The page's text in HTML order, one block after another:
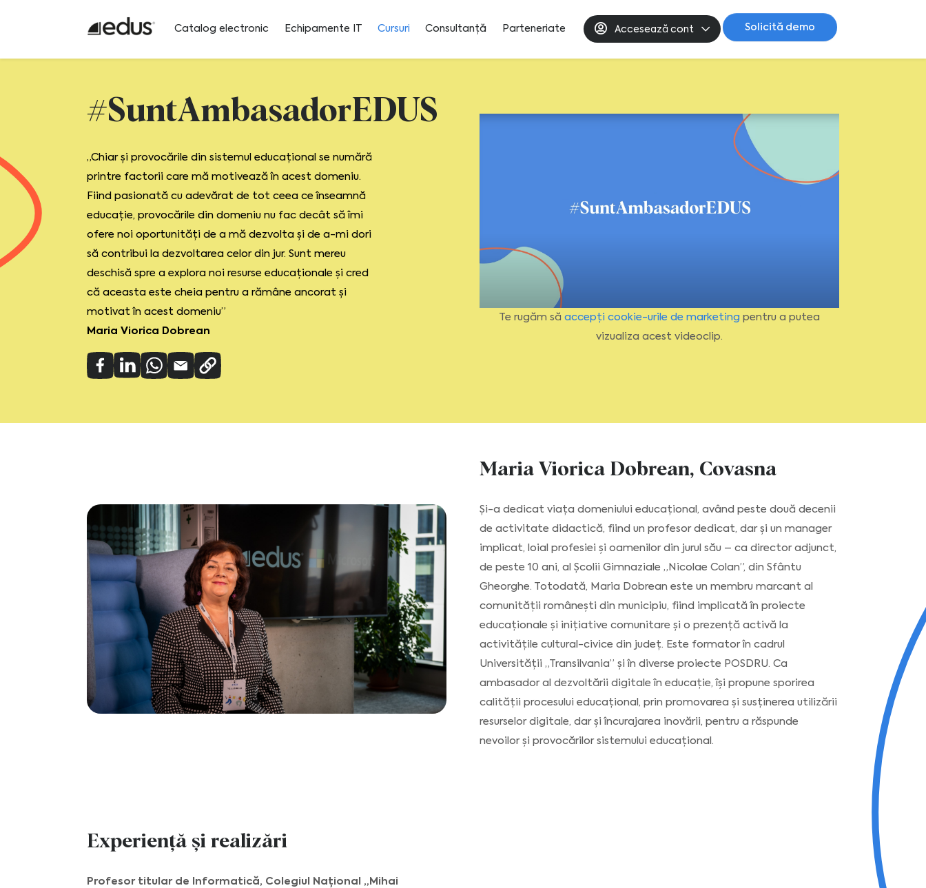
Catalog electronic Echipamente IT Cursuri Consultanță Parteneriate Accesează cont Solicită demo
#SuntAmbasadorEDUS
„Chiar și provocările din sistemul educațional se numără
printre factorii care mă motivează în acest domeniu.
Fiind pasionată cu adevărat de tot ceea ce înseamnă
educație, provocările din domeniu nu fac decât să îmi
ofere noi oportunități de a mă dezvolta și de a-mi dori
să contribui la dezvoltarea celor din jur. Sunt mereu
deschisă spre a explora noi resurse educaționale și cred
că aceasta este cheia pentru a rămâne ancorat și
motivat în acest domeniu”
Maria Viorica Dobrean
Te rugăm să accepți cookie-urile de marketing pentru a putea
vizualiza acest videoclip.
Maria Viorica Dobrean, Covasna
Și-a dedicat viața domeniului educațional, având peste două decenii
de activitate didactică, fiind un profesor dedicat, dar și un manager
implicat, loial profesiei și oamenilor din jurul său – ca director adjunct,
de peste 10 ani, al Școlii Gimnaziale „Nicolae Colan”, din Sfântu
Gheorghe. Totodată, Maria Dobrean este un membru marcant al
comunității românești din municipiu, fiind implicată în proiecte
educaționale și inițiative comunitare și o prezență activă la
activitățile cultural-civice din județ. Este formator în cadrul
Universității „Transilvania” și în diverse proiecte POSDRU. Ca
ambasador al dezvoltării digitale în educație, își propune sporirea
calității procesului educațional, prin promovarea și susținerea utilizării
resurselor digitale, dar și încurajarea inovării, pentru a răspunde
nevoilor și provocărilor sistemului educațional.
Experiență și realizări
Profesor titular de Informatică, Colegiul Național „Mihai